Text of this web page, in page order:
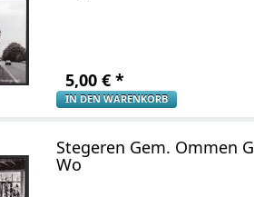
5,00 € *
IN DEN WARENKORB
Stegeren Gem. Ommen
Wo